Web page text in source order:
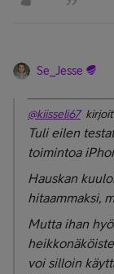
Se_Jesse
@kiisseli67
Tuli eilen
toimintoa
Hauskan
hitaammaksi,
Mutta ihan
voi silloin